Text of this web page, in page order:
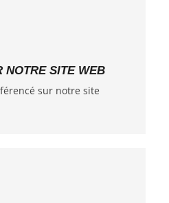
NOTRE SITE WEB
sur notre site